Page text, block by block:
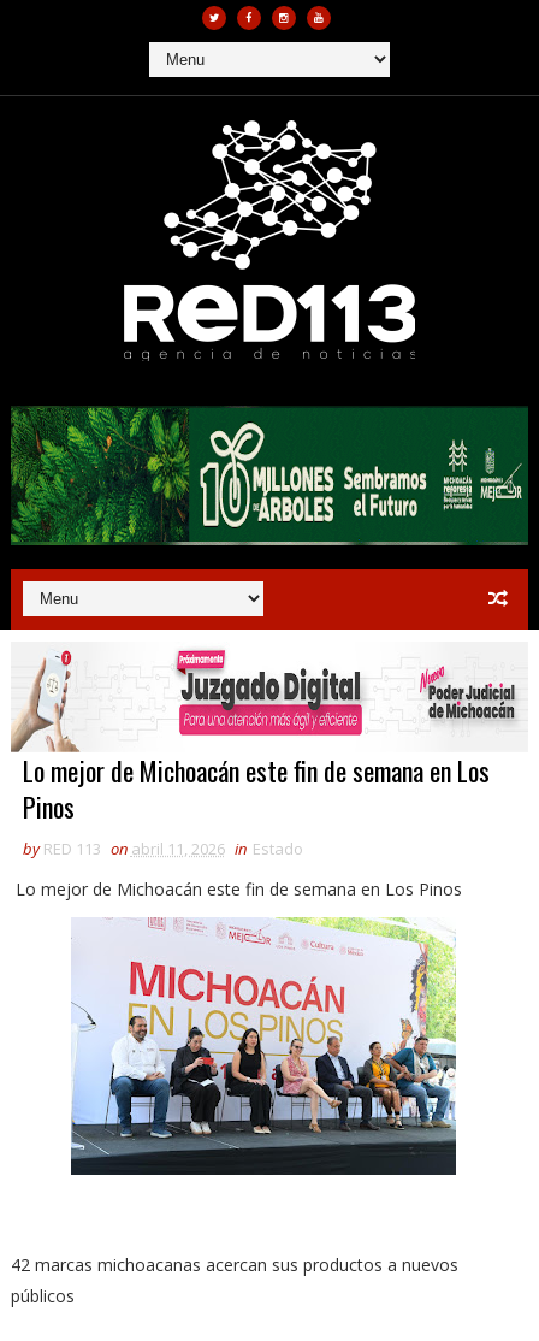
Lo mejor de Michoacán este fin de semana en Los
Pinos
by RED 113 on abril 11, 2026 in Estado
Lo mejor de Michoacán este fin de semana en Los Pinos
42 marcas michoacanas acercan sus productos a nuevos
públicos